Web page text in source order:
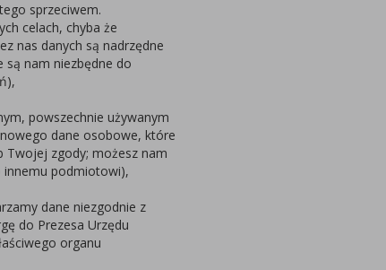
sprzeciwem.
celach, chyba że
nas danych są nadrzędne
nam niezbędne do
powszechnie używanym
dane osobowe, które
Twojej zgody; możesz nam
innemu podmiotowi),
dane niezgodnie z
do Prezesa Urzędu
organu